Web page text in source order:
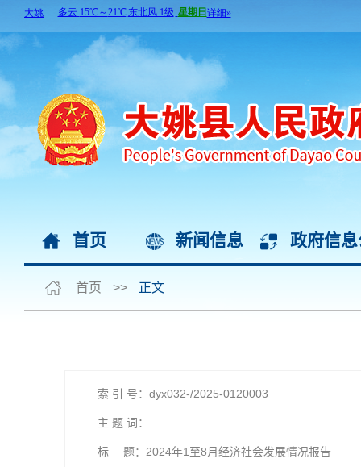
首页 新闻信息 政府信
首页 >> 正文
索 引 号：dyx032-/2025-0120003
主 题 词：
标 题：2024年1至8月经济社会发展情况报告